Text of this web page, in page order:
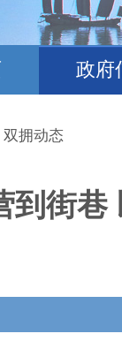
政府
双拥动态
到街